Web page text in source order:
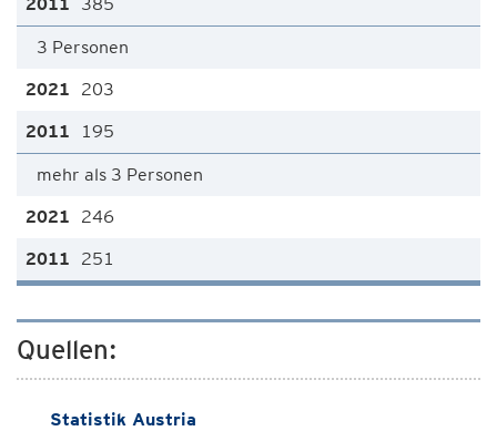
3 Personen
203
195
mehr als 3 Personen
246
251
Quellen:
Statistik Austria